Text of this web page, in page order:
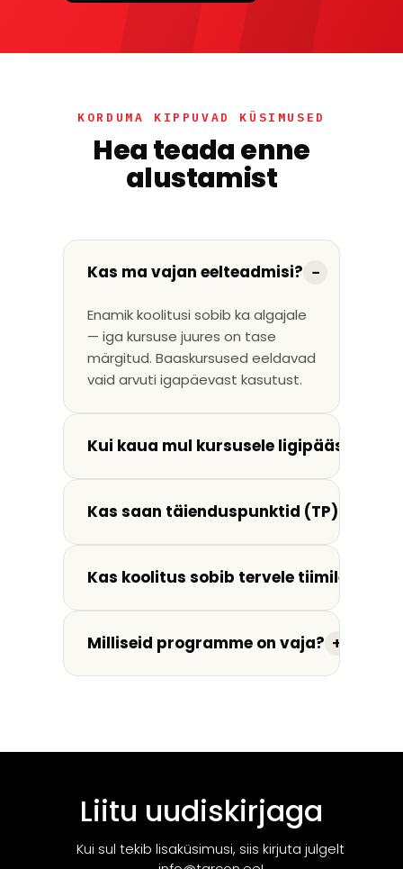
KORDUMA KIPPUVAD KÜSIMUSED
Hea teada enne
alustamist
Kas ma vajan eelteadmisi? −
Enamik koolitusi sobib ka algajale
— iga kursuse juures on tase
märgitud. Baaskursused eeldavad
vaid arvuti igapäevast kasutust.
Kui kaua mul kursusele ligipääs on?
Kas saan täienduspunktid (TP) ja
Kas koolitus sobib tervele tiimile?
Milliseid programme on vaja? +
Liitu uudiskirjaga
Kui sul tekib lisaküsimusi, siis kirjuta julgelt